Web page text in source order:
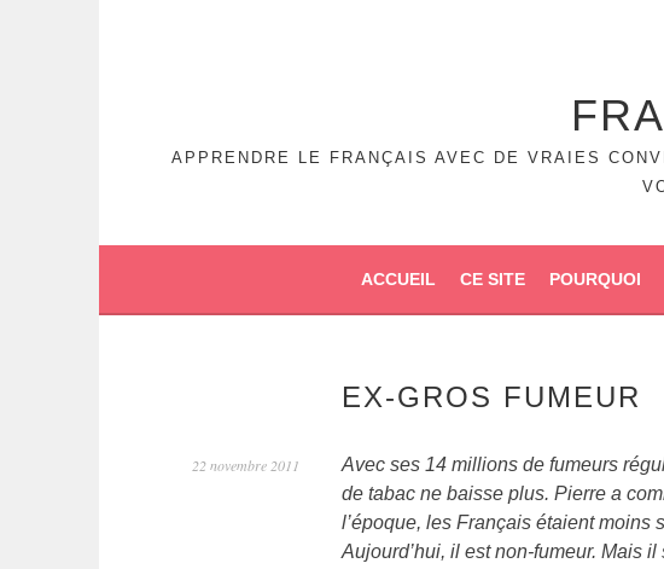
APPRENDRE LE FRANÇAIS AVEC DE VRAIES
ACCUEIL CE SITE POURQUOI
EX-GROS FUMEUR
22 novembre 2011
Avec ses 14 millions de fumeurs
de tabac ne baisse plus. Pierre a
l’époque, les Français étaient moins
Aujourd’hui, il est non-fumeur. Mais